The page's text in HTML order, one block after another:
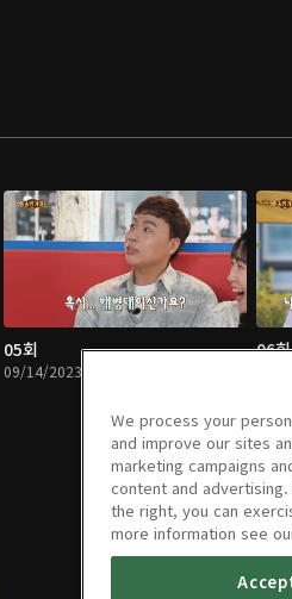
05회
09/14/2023 • 46분
06회
We process your
and improve our sites
marketing campaigns
content and
the right, you can
more information see